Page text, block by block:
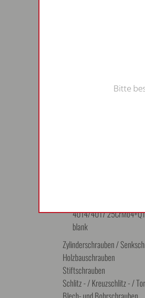
Bitte
Sechskantschrauben /
4014/4017
blank
Zylinderschrauben /
Holzbauschrauben
Stiftschrauben
Schlitz - / Kreuzschlitz - /
Blech- und Bohrschrauben